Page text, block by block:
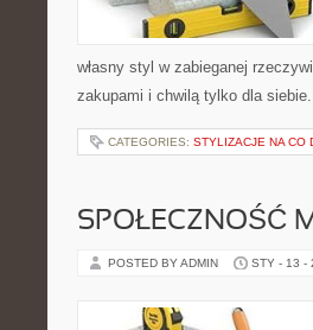
własny styl w zabieganej
zakupami i chwilą tylko dla
CATEGORIES: STYLIZACJE NA CO
SPOŁECZNOŚĆ
POSTED BY ADMIN STY - 13 -